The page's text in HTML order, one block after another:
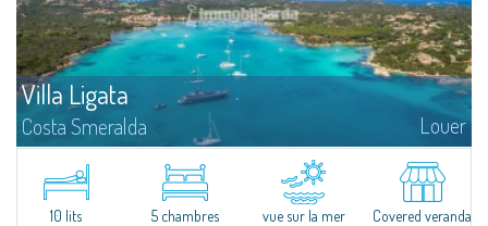
Villa Ligata
Costa Smeralda Louer
Superbe propriété située au coeur de la Costa Smeralda, à quelques
mètres de la mer et garantissant une totale intimité.La Villa a été
entièrement rénovée en 2009. Elle bénéficie de la proximité d'une...
10 lits 5 chambres vue sur la mer Covered veranda